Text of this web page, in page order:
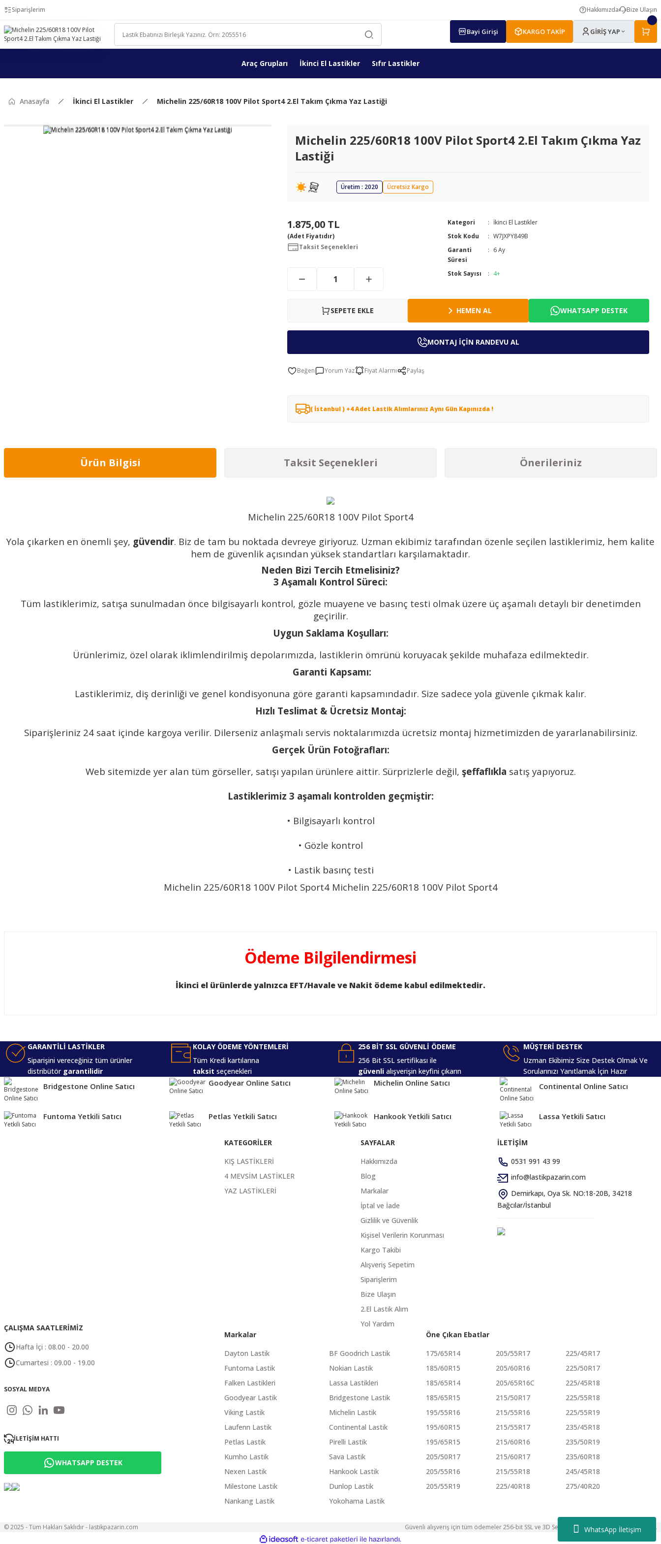
WhatsApp İletişim
Siparişlerim Hakkımızda Bize Ulaşın
Bayi Girişi KARGO TAKİP GİRİŞ YAP
Araç Grupları İkinci El Lastikler Sıfır Lastikler
Anasayfa İkinci El Lastikler Michelin 225/60R18 100V Pilot Sport4 2.El Takım Çıkma Yaz Lastiği
Michelin 225/60R18 100V Pilot Sport4 2.El Takım Çıkma Yaz
Lastiği
Üretim : 2020 Ücretsiz Kargo
1.875,00 TL
(Adet Fiyatıdır)
Taksit Seçenekleri
Kategori
İkinci El Lastikler
Stok Kodu
W7JXPY849B
Garanti
Süresi
6 Ay
Stok Sayısı 4+
SEPETE EKLE HEMEN AL WHATSAPP DESTEK
MONTAJ İÇİN RANDEVU AL
Yorum Yaz Fiyat Alarmı Paylaş
( İstanbul ) +4 Adet Lastik Alımlarınız Aynı Gün Kapınızda !
Ürün Bilgisi Taksit Seçenekleri Önerileriniz
Michelin 225/60R18 100V Pilot Sport4
Yola çıkarken en önemli şey, güvendir. Biz de tam bu noktada devreye giriyoruz. Uzman ekibimiz tarafından özenle seçilen lastiklerimiz, hem kalite
hem de güvenlik açısından yüksek standartları karşılamaktadır.
Neden Bizi Tercih Etmelisiniz?
3 Aşamalı Kontrol Süreci:
Tüm lastiklerimiz, satışa sunulmadan önce bilgisayarlı kontrol, gözle muayene ve basınç testi olmak üzere üç aşamalı detaylı bir denetimden
geçirilir.
Uygun Saklama Koşulları:
Ürünlerimiz, özel olarak iklimlendirilmiş depolarımızda, lastiklerin ömrünü koruyacak şekilde muhafaza edilmektedir.
Garanti Kapsamı:
Lastiklerimiz, diş derinliği ve genel kondisyonuna göre garanti kapsamındadır. Size sadece yola güvenle çıkmak kalır.
Hızlı Teslimat & Ücretsiz Montaj:
Siparişleriniz 24 saat içinde kargoya verilir. Dilerseniz anlaşmalı servis noktalarımızda ücretsiz montaj hizmetimizden de yararlanabilirsiniz.
Gerçek Ürün Fotoğrafları:
Web sitemizde yer alan tüm görseller, satışı yapılan ürünlere aittir. Sürprizlerle değil, şeffaflıkla satış yapıyoruz.
Lastiklerimiz 3 aşamalı kontrolden geçmiştir:
• Bilgisayarlı kontrol
• Gözle kontrol
• Lastik basınç testi
Michelin 225/60R18 100V Pilot Sport4 Michelin 225/60R18 100V Pilot Sport4
Gönder
Ödeme Bilgilendirmesi
İkinci el ürünlerde yalnızca EFT/Havale ve Nakit ödeme kabul edilmektedir.
GARANTİLİ LASTİKLER
Siparişini vereceğiniz tüm ürünler
distribütör garantilidir
KOLAY ÖDEME YÖNTEMLERİ
Tüm Kredi kartılarına
taksit seçenekleri
256 BİT SSL GÜVENLİ ÖDEME
256 Bit SSL sertifikası ile
güvenli alışverişin keyfini çıkarın
MÜŞTERİ DESTEK
Uzman Ekibimiz Size Destek Olmak Ve
Sorularınızı Yanıtlamak İçin Hazır
Bridgestone Online Satıcı Goodyear Online Satıcı Michelin Online Satıcı Continental Online Satıcı
Funtoma Yetkili Satıcı Petlas Yetkili Satıcı Hankook Yetkili Satıcı Lassa Yetkili Satıcı
ÇALIŞMA SAATLERİMİZ
Hafta İçi : 08.00 - 20.00
Cumartesi : 09.00 - 19.00
SOSYAL MEDYA
İLETİŞİM HATTI
WHATSAPP DESTEK
KATEGORİLER
KIŞ LASTİKLERİ
4 MEVSİM LASTİKLER
YAZ LASTİKLERİ
SAYFALAR
Hakkımızda
Blog
Markalar
İptal ve İade
Gizlilik ve Güvenlik
Kişisel Verilerin Korunması
Kargo Takibi
Alışveriş Sepetim
Siparişlerim
Bize Ulaşın
2.El Lastik Alım
Yol Yardım
İLETİŞİM
0531 991 43 99
info@lastikpazarin.com
Demirkapı, Oya Sk. NO:18-20B, 34218
Bağcılar/İstanbul
Markalar
Dayton Lastik
Funtoma Lastik
Falken Lastikleri
Goodyear Lastik
Viking Lastik
Laufenn Lastik
Petlas Lastik
Kumho Lastik
Nexen Lastik
Milestone Lastik
Nankang Lastik
BF Goodrich Lastik
Nokian Lastik
Lassa Lastikleri
Bridgestone Lastik
Michelin Lastik
Continental Lastik
Pirelli Lastik
Sava Lastik
Hankook Lastik
Dunlop Lastik
Yokohama Lastik
Öne Çıkan Ebatlar
175/65R14
185/60R15
185/65R14
185/65R15
195/55R16
195/60R15
195/65R15
205/50R17
205/55R16
205/55R19
205/55R17
205/60R16
205/65R16C
215/50R17
215/55R16
215/55R17
215/60R16
215/60R17
215/55R18
225/40R18
225/45R17
225/50R17
225/45R18
225/55R18
225/55R19
235/45R18
235/50R19
235/60R18
245/45R18
275/40R20
© 2025 - Tüm Hakları Saklıdır - lastikpazarin.com Güvenli alışveriş için tüm ödemeler 256-bit SSL ve 3D Secure teknolojileriyle korunmaktadır.
ideasoft e-